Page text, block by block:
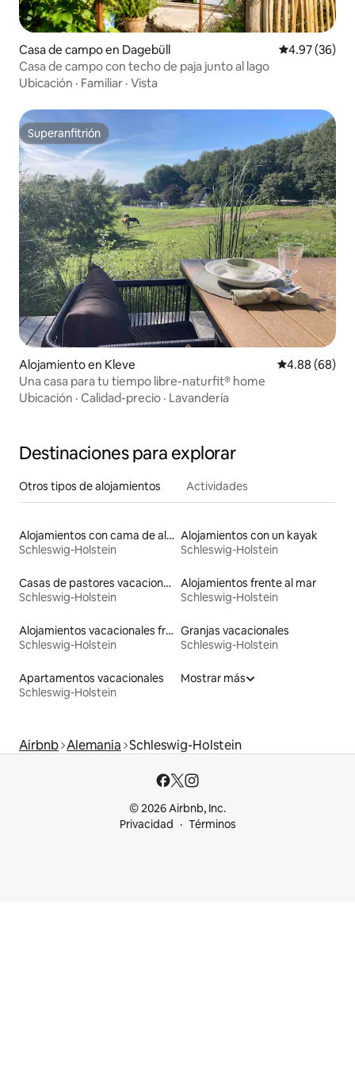
Casa de campo en Dagebüll Calificación
4.97 (36)
Casa de campo con techo de paja junto al lago
Ubicación · Familiar · Vista
Superanfitrión
Superanfitrión
Alojamiento en Kleve Calificación
4.88 (68)
Una casa para tu tiempo libre-naturfit® home
Ubicación · Calidad-precio · Lavandería
Destinaciones para explorar
Otros tipos de alojamientos Actividades
Alojamientos con cama de altura accesible
Schleswig-Holstein
Alojamientos con un kayak
Schleswig-Holstein
Casas de pastores vacacionales
Schleswig-Holstein
Alojamientos frente al mar
Schleswig-Holstein
Alojamientos vacacionales frente a la playa
Schleswig-Holstein
Granjas vacacionales
Schleswig-Holstein
Apartamentos vacacionales
Schleswig-Holstein
Mostrar más
Airbnb Alemania Schleswig-Holstein
© 2026 Airbnb, Inc.
Privacidad
Términos